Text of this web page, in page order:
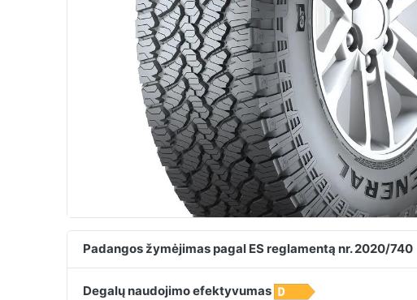
Padangos žymėjimas pagal ES reglamentą nr. 2020/740
Degalų naudojimo efektyvumas